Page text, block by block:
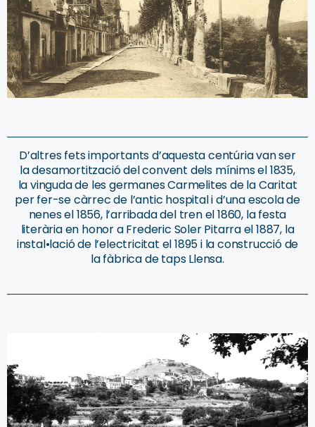
D’altres fets importants d’aquesta centúria van ser
la desamortització del convent dels mínims el 1835,
la vinguda de les germanes Carmelites de la Caritat
per fer-se càrrec de l’antic hospital i d’una escola de
nenes el 1856, l’arribada del tren el 1860, la festa
literària en honor a Frederic Soler Pitarra el 1887, la
instal•lació de l’electricitat el 1895 i la construcció de
la fàbrica de taps Llensa.